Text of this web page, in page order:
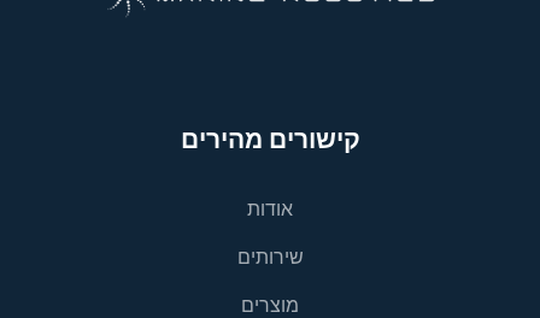
קישורים מהירים
אודות
שירותים
מוצרים